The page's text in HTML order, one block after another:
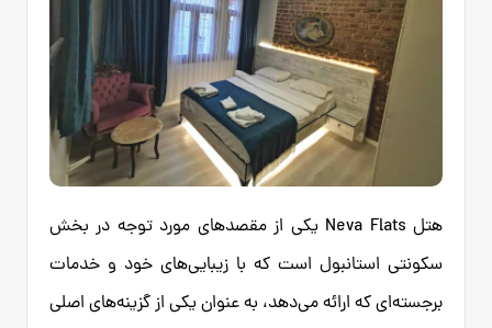
هتل Neva Flats یکی از مقصدهای مورد توجه در بخش
سکونتی استانبول است که با زیبایی‌های خود و خدمات
برجسته‌ای که ارائه می‌دهد، به عنوان یکی از گزینه‌های اصلی